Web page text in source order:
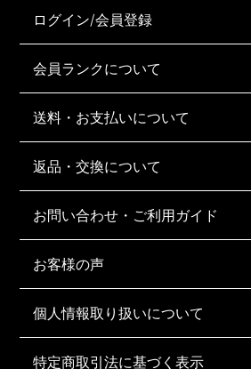
ログイン/会員登録
会員ランクについて
送料・お支払いについて
返品・交換について
お問い合わせ・ご利用ガイド
お客様の声
個人情報取り扱いについて
特定商取引法に基づく表示